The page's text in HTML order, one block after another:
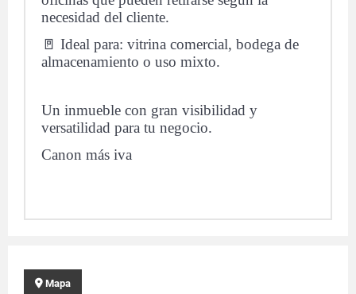
necesidad del cliente.
🚪 Ideal para: vitrina comercial, bodega de
almacenamiento o uso mixto.
Un inmueble con gran visibilidad y
versatilidad para tu negocio.
Canon más iva
Mapa